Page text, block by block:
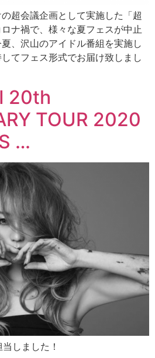
超会議企画として実施した「超
ナ禍で、様々な夏フェスが中止
、沢山のアイドル番組を実施し
てフェス形式でお届け致しまし
20th
TOUR 2020
…
しました！